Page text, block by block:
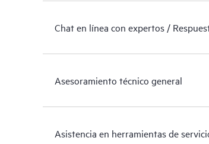
Chat en línea con expertos /
Asesoramiento técnico general
Asistencia en herramientas de